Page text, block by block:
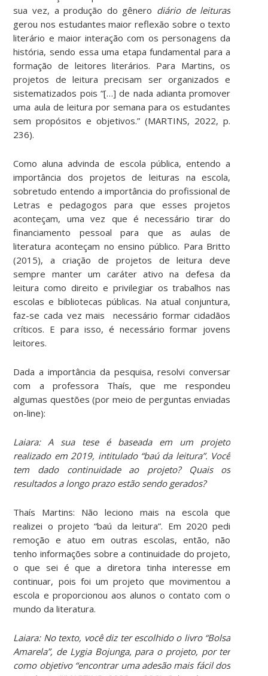
sua vez, a produção do gênero diário de leituras
gerou nos estudantes maior reflexão sobre o texto
literário e maior interação com os personagens da
história, sendo essa uma etapa fundamental para a
formação de leitores literários. Para Martins, os
projetos de leitura precisam ser organizados e
sistematizados pois “[…] de nada adianta promover
uma aula de leitura por semana para os estudantes
sem propósitos e objetivos.” (MARTINS, 2022, p.
236).
Como aluna advinda de escola pública, entendo a
importância dos projetos de leituras na escola,
sobretudo entendo a importância do profissional de
Letras e pedagogos para que esses projetos
aconteçam, uma vez que é necessário tirar do
financiamento pessoal para que as aulas de
literatura aconteçam no ensino público. Para Britto
(2015), a criação de projetos de leitura deve
sempre manter um caráter ativo na defesa da
leitura como direito e privilegiar os trabalhos nas
escolas e bibliotecas públicas. Na atual conjuntura,
faz-se cada vez mais necessário formar cidadãos
críticos. E para isso, é necessário formar jovens
leitores.
Dada a importância da pesquisa, resolvi conversar
com a professora Thaís, que me respondeu
algumas questões (por meio de perguntas enviadas
on-line):
Laiara: A sua tese é baseada em um projeto
realizado em 2019, intitulado “baú da leitura”. Você
tem dado continuidade ao projeto? Quais os
resultados a longo prazo estão sendo gerados?
Thaís Martins: Não leciono mais na escola que
realizei o projeto “baú da leitura”. Em 2020 pedi
remoção e atuo em outras escolas, então, não
tenho informações sobre a continuidade do projeto,
o que sei é que a diretora tinha interesse em
continuar, pois foi um projeto que movimentou a
escola e proporcionou aos alunos o contato com o
mundo da literatura.
Laiara: No texto, você diz ter escolhido o livro “Bolsa
Amarela”, de Lygia Bojunga, para o projeto, por ter
como objetivo “encontrar uma adesão mais fácil dos